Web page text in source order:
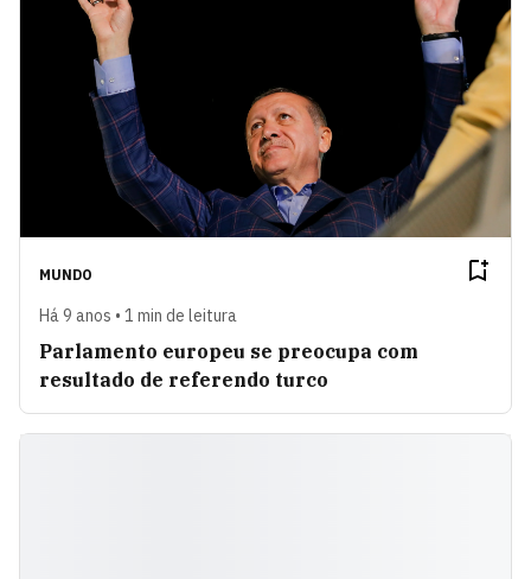
MUNDO
Há 9 anos • 1 min de leitura
Parlamento europeu se preocupa com
resultado de referendo turco